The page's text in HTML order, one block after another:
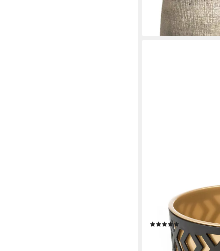
110,00 €
lieferbar - in 3-4
Blumentopf
St), ideal für
ab 11,99 €
lieferbar - in 3-4